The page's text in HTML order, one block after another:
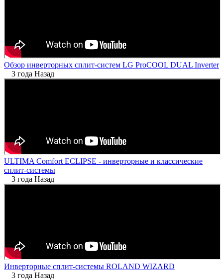
Обзор инверторных сплит-систем LG ProCOOL DUAL Inverter
3 года Назад
ULTIMA Comfort ECLIPSE - инверторные и классические
сплит-системы
3 года Назад
Инверторные сплит-системы ROLAND WIZARD
3 года Назад